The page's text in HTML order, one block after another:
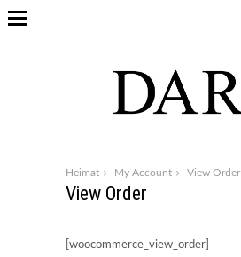
Heimat My Account View Order
View Order
[woocommerce_view_order]